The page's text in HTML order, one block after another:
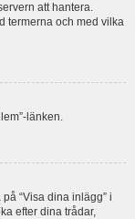
att hantera.
termerna och med vilka
länken.
“Visa dina inlägg” i
efter dina trådar,